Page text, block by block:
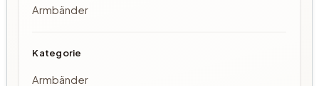
Armbänder
Kategorie
Armbänder